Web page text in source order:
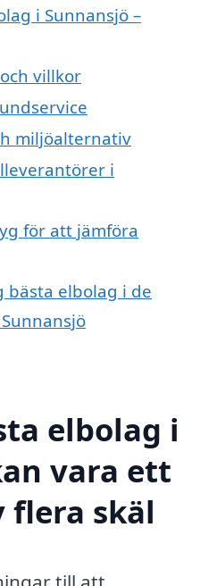
i Sunnansjö –
villkor
miljöalternativ
i
för att jämföra
bästa elbolag i de
elbolag i
vara ett
flera skäl